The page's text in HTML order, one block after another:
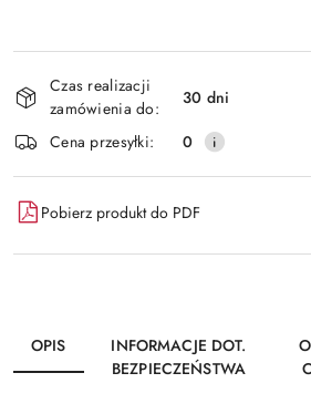
i
dostawa
Czas realizacji
zamówienia do:
30 dni
Cena przesyłki:
0
Pobierz produkt do PDF
OPIS
INFORMACJE DOT.
BEZPIECZEŃSTWA